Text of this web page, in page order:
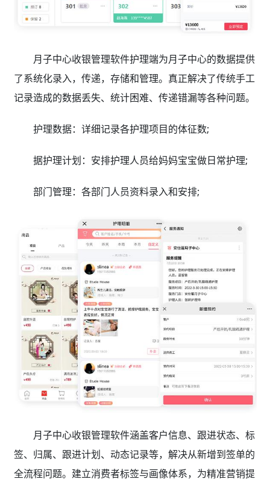
月子中心收银管理软件护理端为月子中心的数据提供
了系统化录入，传递，存储和管理。真正解决了传统手工
记录造成的数据丢失、统计困难、传递错漏等各种问题。
护理数据：详细记录各护理项目的体征数;
据护理计划：安排护理人员给妈妈宝宝做日常护理;
部门管理：各部门人员资料录入和安排;
月子中心收银管理软件涵盖客户信息、跟进状态、标
签、归属、跟进计划、动态记录等，解决从新增到签单的
全流程问题。建立消费者标签与画像体系，为精准营销提